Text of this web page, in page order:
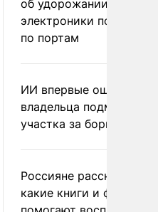
об удорожании
электроники после
по портам
ИИ впервые
владельца
участка за борщевик
Россияне рассказали,
какие книги и фильмы